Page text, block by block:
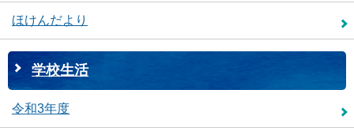
ほけんだより
学校生活
令和3年度